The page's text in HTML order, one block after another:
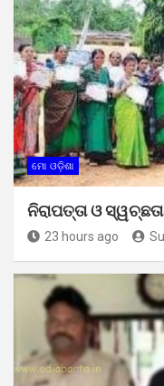
ମୋ ଓଡ଼ିଶା
ନିରାପତ୍ତା ଓ
23 hours ago